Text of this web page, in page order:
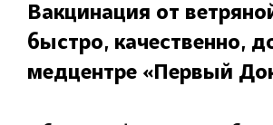
Вакцинация от
быстро, качественно,
медцентре «Первый